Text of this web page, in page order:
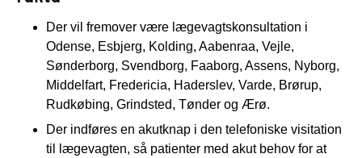
Der vil fremover være lægevagtskonsultation i
Odense, Esbjerg, Kolding, Aabenraa, Vejle,
Sønderborg, Svendborg, Faaborg, Assens, Nyborg,
Middelfart, Fredericia, Haderslev, Varde, Brørup,
Rudkøbing, Grindsted, Tønder og Ærø.
Der indføres en akutknap i den telefoniske visitation
til lægevagten, så patienter med akut behov for at